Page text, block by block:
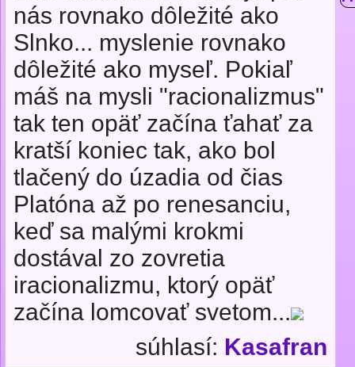
nás rovnako dôležité ako
Slnko... myslenie rovnako
dôležité ako myseľ. Pokiaľ
máš na mysli "racionalizmus"
tak ten opäť začína ťahať za
kratší koniec tak, ako bol
tlačený do úzadia od čias
Platóna až po renesanciu,
keď sa malými krokmi
dostával zo zovretia
iracionalizmu, ktorý opäť
začína lomcovať svetom...
súhlasí: Kasafran